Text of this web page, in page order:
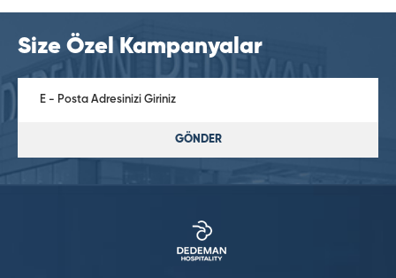
Size Özel Kampanyalar
GÖNDER